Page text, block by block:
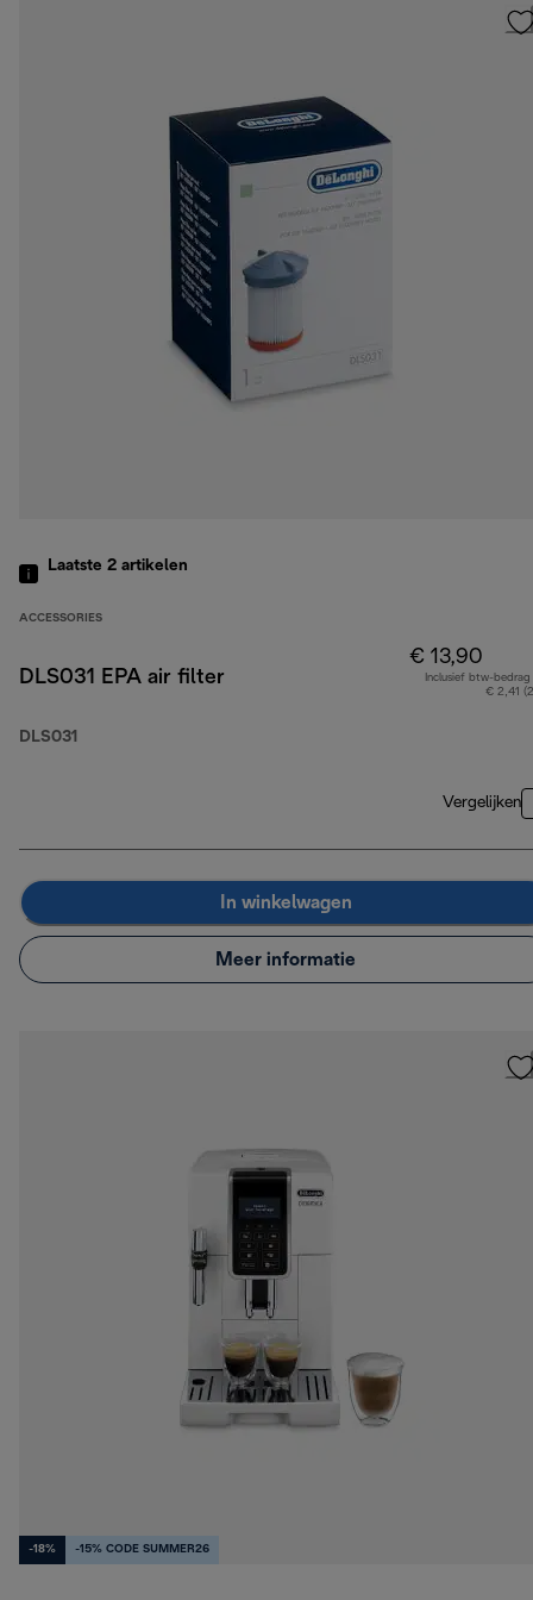
Laatste 2 artikelen
ACCESSORIES
DLS031 EPA air filter
DLS031
€ 13,90
Inclusief btw-bedrag
€ 2,41
Vergelijken
In winkelwagen
Meer informatie
-18% -15% CODE SUMMER26